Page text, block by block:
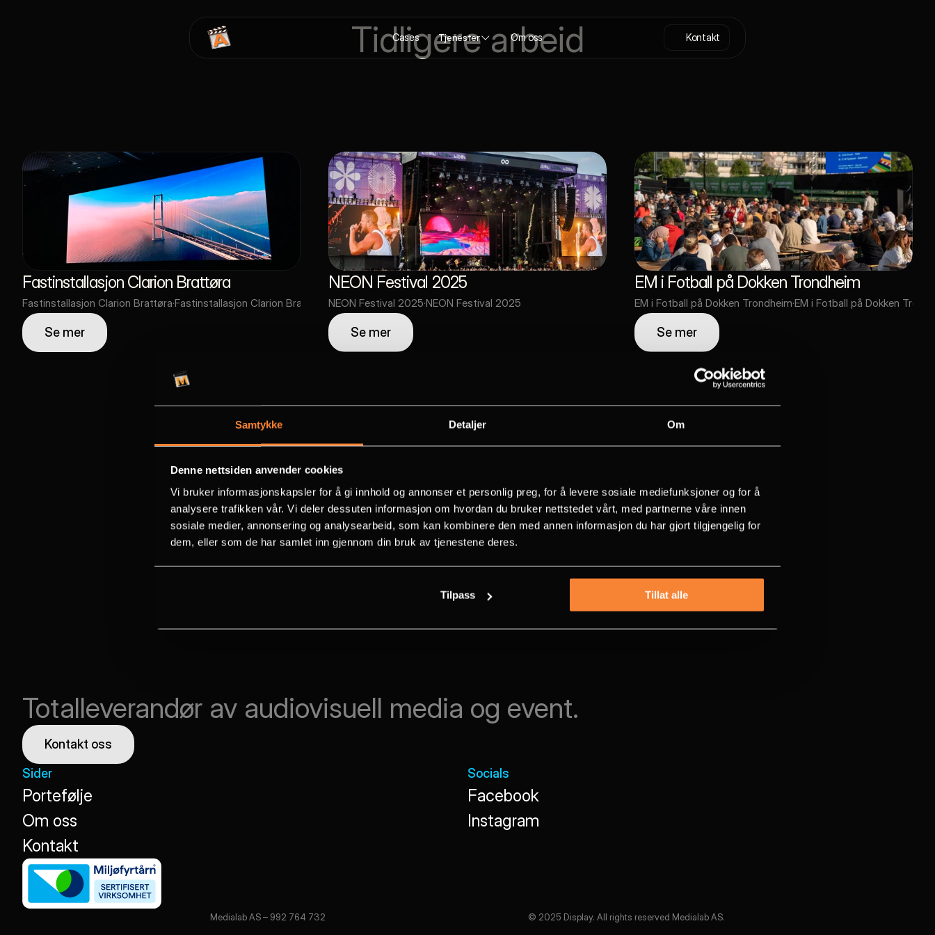
Samtykke Detaljer Om
Denne nettsiden anvender cookies
Vi bruker informasjonskapsler for å gi innhold og annonser et personlig preg, for å levere sosiale mediefunksjoner og for å
analysere trafikken vår. Vi deler dessuten informasjon om hvordan du bruker nettstedet vårt, med partnerne våre innen
sosiale medier, annonsering og analysearbeid, som kan kombinere den med annen informasjon du har gjort tilgjengelig for
dem, eller som de har samlet inn gjennom din bruk av tjenestene deres.
Tilpass Tillat alle
Cases Tjenester Om oss Kontakt
Tidligere arbeid
Fastinstallasjon Clarion Brattøra
Fastinstallasjon Clarion Brattøra·Fastinstallasjon Clarion Brattøra
Se mer
NEON Festival 2025
NEON Festival 2025·NEON Festival 2025
Se mer
EM i Fotball på Dokken Trondheim
EM i Fotball på Dokken Trondheim·EM i Fotball på Dokken
Se mer
Har du noen spørsmål?
Har du spørsmål eller vil du utforske ideen din videre?
Ta gjerne kontakt med oss ved hjelp av informasjonen
Håkon VII gate 23 c
Telefon
Totalleverandør av audiovisuell media og event.
Kontakt oss
Sider
Portefølje
Portefølje
Om oss
Om oss
Kontakt
Kontakt
Socials
Facebook
Facebook
Instagram
Medialab AS – 992 764 732                                                                                                 © 2025 Display. All rights reserved Medialab AS.